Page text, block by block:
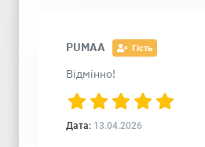
PUMAA Гість
Відмінно!
Дата: 13.04.2026